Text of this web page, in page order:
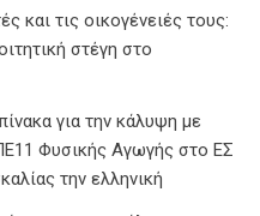
και τις οικογένειές τους:
στέγη στο
για την κάλυψη με
Φυσικής Αγωγής στο ΕΣ
την ελληνική